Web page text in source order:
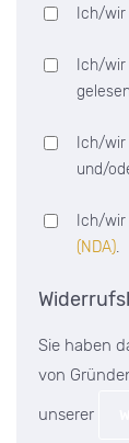
Ich/
Ich/
Ich/
und/
Ich/
(NDA).
Sie haben
von
unserer